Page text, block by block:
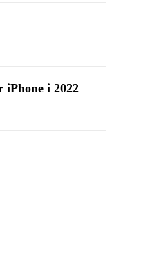
iPhone i 2022